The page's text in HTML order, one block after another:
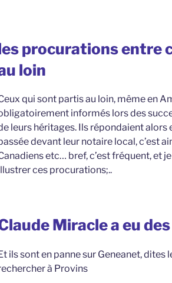
procurations entre
loin
qui sont partis au loin, même en
informés lors des
leurs héritages. Ils répondaient
devant leur notaire local, c’est
etc… bref, c’est fréquent, et
ces procurations;..
Miracle a eu
ils sont en panne sur Geneanet,
à Provins